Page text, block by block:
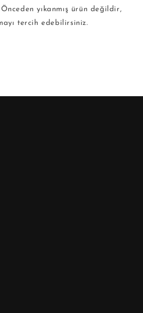
yıkanmış ürün değildir,
tercih edebilirsiniz.